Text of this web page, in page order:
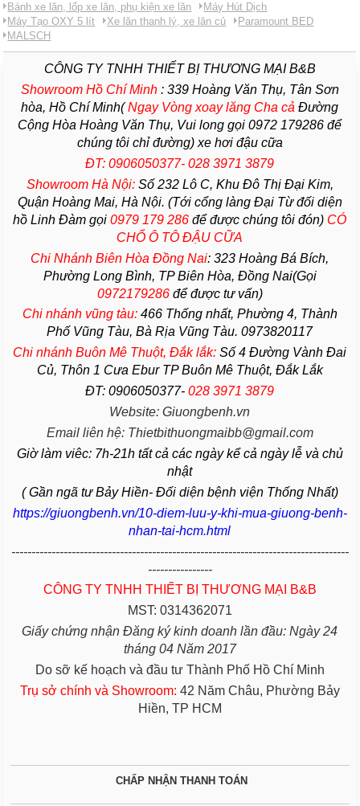
Bánh xe lăn, lốp xe lăn, phụ kiện xe lăn
Máy Hút Dịch
Máy Tạo OXY 5 lít
Xe lăn thanh lý, xe lăn củ
Paramount BED
MALSCH
CÔNG TY TNHH THIẾT BỊ THƯƠNG MẠI B&B
Showroom Hồ Chí Minh:339 Hoàng Văn Thụ, Tân Sơn
hòa, Hồ Chí Minh(Ngay Vòng xoay lăng Cha cả Đường
Cộng Hòa Hoàng Văn Thụ, Vui long gọi 0972 179286 để
chúng tôi chỉ đường) xe hơi đậu cữa
ĐT: 0906050377- 028 3971 3879
Showroom Hà Nội:Số 232 Lô C, Khu Đô Thị Đại Kim,
Quận Hoàng Mai, Hà Nội. (Tới cổng làng Đại Từ đối diện
hồ Linh Đàm gọi0979 179 286 để được chúng tôi đón) CÓ
CHỔ Ô TÔ ĐẬU CỮA
Chi Nhánh Biên Hòa Đồng Nai: 323 Hoàng Bá Bích,
Phường Long Bình, TP Biên Hòa, Đồng Nai(Gọi
0972179286để được tư vấn)
Chi nhánh vũng tàu:466 Thống nhất, Phường4, Thành
Phố Vũng Tàu, Bà Rịa Vũng Tàu. 0973820117
Chi nhánh Buôn Mê Thuột, Đắk lắk:Số 4 Đường Vành Đai
Củ, Thôn 1 Cưa Ebur TP Buôn Mê Thuột, Đắk Lắk
ĐT: 0906050377-028 3971 3879
Website: Giuongbenh.vn
Email liên hệ: Thietbithuongmaibb@gmail.com
Giờ làm viêc: 7h-21h tất cả các ngày kể cả ngày lễ và chủ
nhật
( Gần ngã tư Bảy Hiền- Đối diện bệnh viện Thống Nhất)
https://giuongbenh.vn/10-diem-luu-y-khi-mua-giuong-benh-
nhan-tai-hcm.html
------------------------------------------------------------------------------------
----------------
CÔNG TY TNHH THIẾT BỊ THƯƠNG MẠI B&B
MST: 0314362071
Giấy chứng nhận Đăng ký kinh doanh lần đầu: Ngày 24
tháng 04 Năm 2017
Do sỡ kế hoạch và đầu tư Thành Phố Hồ Chí Minh
Trụ sở chính và Showroom: 42 Năm Châu, Phường Bảy
Hiền, TP HCM
CHẤP NHẬN THANH TOÁN